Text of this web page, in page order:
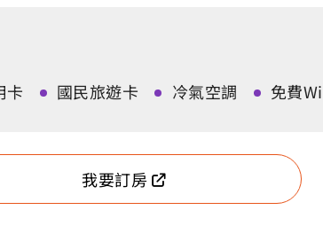
卡 國民旅遊卡 冷氣空調 免費
我要訂房